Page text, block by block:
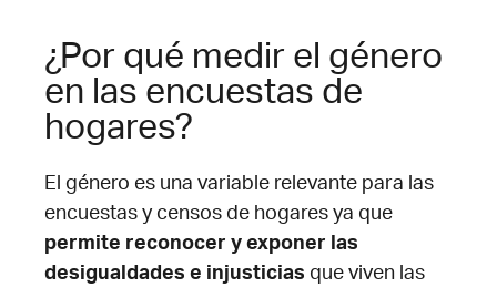
¿Por qué medir el género
en las encuestas de
hogares?
El género es una variable relevante para las
encuestas y censos de hogares ya que
permite reconocer y exponer las
desigualdades e injusticias que viven las